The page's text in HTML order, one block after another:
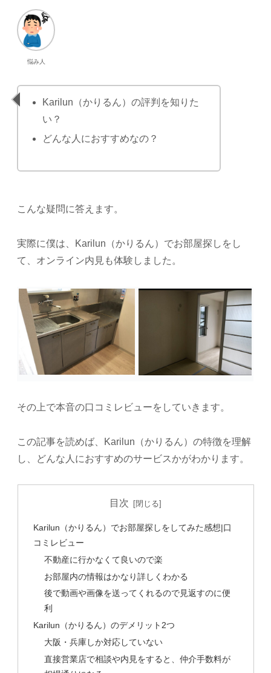
悩み人
Karilun（かりるん）の評判を知りた
い？
どんな人におすすめなの？
こんな疑問に答えます。
実際に僕は、Karilun（かりるん）でお部屋探しをし
て、オンライン内見も体験しました。
その上で本音の口コミレビューをしていきます。
この記事を読めば、Karilun（かりるん）の特徴を理解
し、どんな人におすすめのサービスかがわかります。
目次
Karilun（かりるん）でお部屋探しをしてみた感想|口
コミレビュー
不動産に行かなくて良いので楽
お部屋内の情報はかなり詳しくわかる
後で動画や画像を送ってくれるので見返すのに便
利
Karilun（かりるん）のデメリット2つ
大阪・兵庫しか対応していない
直接営業店で相談や内見をすると、仲介手数料が